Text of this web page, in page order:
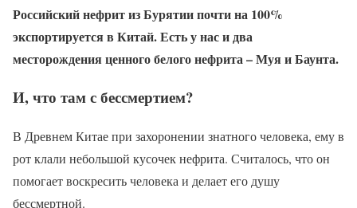
Российский нефрит из Бурятии почти на 100%
экспортируется в Китай. Есть у нас и два
месторождения ценного белого нефрита – Муя и Баунта.
И, что там с бессмертием?
В Древнем Китае при захоронении знатного человека, ему в
рот клали небольшой кусочек нефрита. Считалось, что он
помогает воскресить человека и делает его душу
бессмертной.